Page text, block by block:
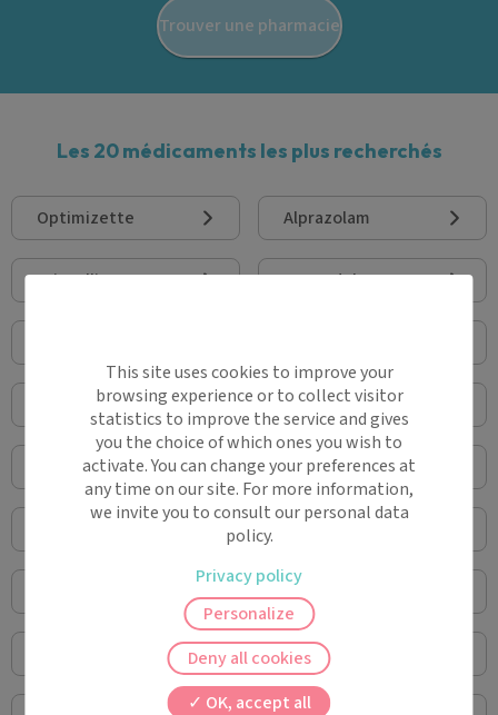
Trouver une pharmacie
Les 20 médicaments les plus recherchés
Optimizette Alprazolam
Brintellix Tramadol
Duphaston Ivermectine
Prednisolone Ketoprofene
Doliprane
Acupan
Smecta
This site uses cookies to improve your
browsing experience or to collect visitor
statistics to improve the service and gives
you the choice of which ones you wish to
activate. You can change your preferences at
any time on our site. For more information,
we invite you to consult our personal data
policy.
OK, accept all
Deny all cookies
Personalize
Privacy policy